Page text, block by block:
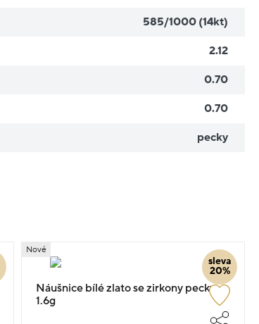
585/1000 (14kt)
2.12
0.70
0.70
pecky
sleva
20%
Nové
Náušnice bílé zlato se zirkony pecky
1.6g